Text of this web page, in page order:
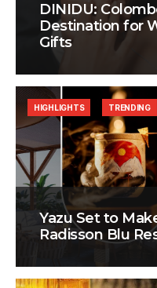
DINIDU:
Destination for
Gifts
Yazu Set to
Radisson Blu
HIGHLIGHTS TRENDING